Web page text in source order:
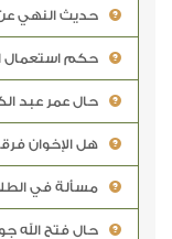
حديث النهي
حكم استعمال
حال عمر عبد
هل الإخوان
مسألة في
حال فتح الله